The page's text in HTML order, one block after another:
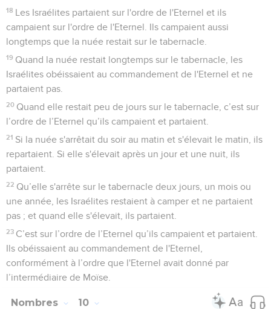
18 Les Israélites partaient sur l'ordre de l'Eternel et ils
campaient sur l'ordre de l'Eternel. Ils campaient aussi
longtemps que la nuée restait sur le tabernacle.
19 Quand la nuée restait longtemps sur le tabernacle, les
Israélites obéissaient au commandement de l'Eternel et ne
partaient pas.
20 Quand elle restait peu de jours sur le tabernacle, c’est sur
l’ordre de l’Eternel qu’ils campaient et partaient.
21 Si la nuée s'arrêtait du soir au matin et s'élevait le matin, ils
repartaient. Si elle s'élevait après un jour et une nuit, ils
partaient.
22 Qu’elle s'arrête sur le tabernacle deux jours, un mois ou
une année, les Israélites restaient à camper et ne partaient
pas ; et quand elle s'élevait, ils partaient.
23 C’est sur l’ordre de l’Eternel qu’ils campaient et partaient.
Ils obéissaient au commandement de l'Eternel,
conformément à l’ordre que l'Eternel avait donné par
l’intermédiaire de Moïse.
Nombres 10